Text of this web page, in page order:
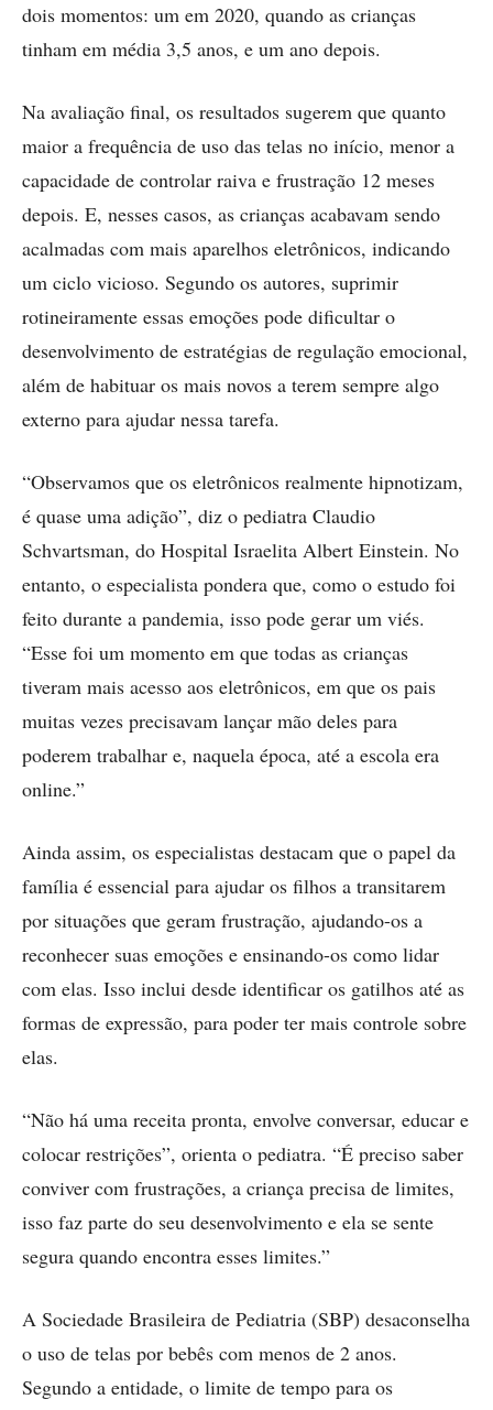
dois momentos: um em 2020, quando as crianças
tinham em média 3,5 anos, e um ano depois.
Na avaliação final, os resultados sugerem que quanto
maior a frequência de uso das telas no início, menor a
capacidade de controlar raiva e frustração 12 meses
depois. E, nesses casos, as crianças acabavam sendo
acalmadas com mais aparelhos eletrônicos, indicando
um ciclo vicioso. Segundo os autores, suprimir
rotineiramente essas emoções pode dificultar o
desenvolvimento de estratégias de regulação emocional,
além de habituar os mais novos a terem sempre algo
externo para ajudar nessa tarefa.
“Observamos que os eletrônicos realmente hipnotizam,
é quase uma adição”, diz o pediatra Claudio
Schvartsman, do Hospital Israelita Albert Einstein. No
entanto, o especialista pondera que, como o estudo foi
feito durante a pandemia, isso pode gerar um viés.
“Esse foi um momento em que todas as crianças
tiveram mais acesso aos eletrônicos, em que os pais
muitas vezes precisavam lançar mão deles para
poderem trabalhar e, naquela época, até a escola era
online.”
Ainda assim, os especialistas destacam que o papel da
família é essencial para ajudar os filhos a transitarem
por situações que geram frustração, ajudando-os a
reconhecer suas emoções e ensinando-os como lidar
com elas. Isso inclui desde identificar os gatilhos até as
formas de expressão, para poder ter mais controle sobre
elas.
“Não há uma receita pronta, envolve conversar, educar e
colocar restrições”, orienta o pediatra. “É preciso saber
conviver com frustrações, a criança precisa de limites,
isso faz parte do seu desenvolvimento e ela se sente
segura quando encontra esses limites.”
A Sociedade Brasileira de Pediatria (SBP) desaconselha
o uso de telas por bebês com menos de 2 anos.
Segundo a entidade, o limite de tempo para os